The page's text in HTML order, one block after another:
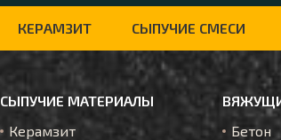
КЕРАМЗИТ СЫПУЧИЕ СМЕСИ
СЫПУЧИЕ МАТЕРИАЛЫ
Керамзит
Бетон